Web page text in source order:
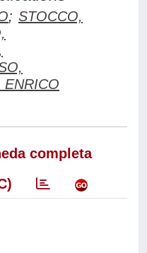
; STOCCO,
ENRICO
completa